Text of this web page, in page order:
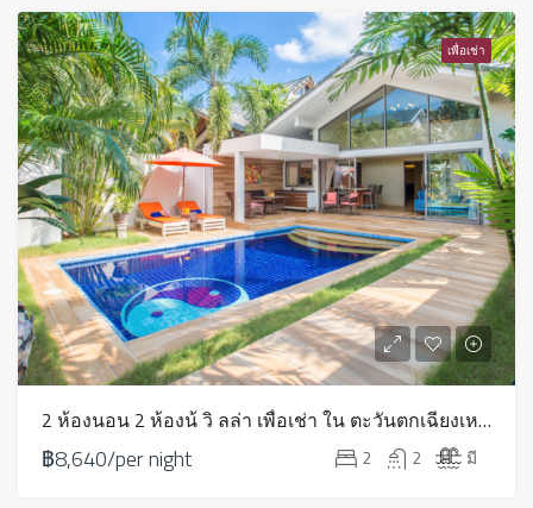
เพื่อเช่า
2 ห้องนอน 2 ห้องน้ วิ ลล่า เพื่อเช่า ใน ตะวันตกเฉียงเหนือ – HV0076
฿8,640/per night 2 2 มี